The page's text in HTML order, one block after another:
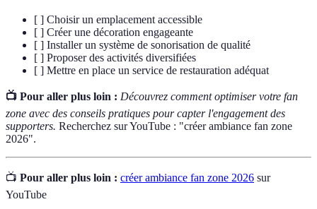
[ ] Choisir un emplacement accessible
[ ] Créer une décoration engageante
[ ] Installer un système de sonorisation de qualité
[ ] Proposer des activités diversifiées
[ ] Mettre en place un service de restauration adéquat
📺 Pour aller plus loin : Découvrez comment optimiser votre fan
zone avec des conseils pratiques pour capter l'engagement des
supporters. Recherchez sur YouTube : "créer ambiance fan zone
2026".
📺 Pour aller plus loin : créer ambiance fan zone 2026 sur
YouTube